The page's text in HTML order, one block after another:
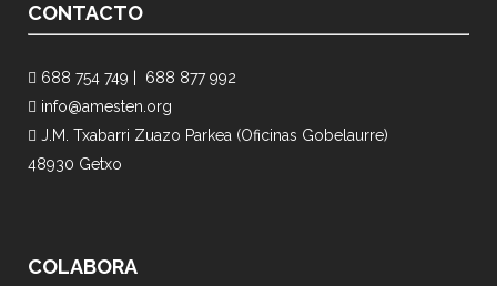
CONTACTO
688 754 749 |
688 877 992
info@amesten.org
J.M. Txabarri Zuazo Parkea (Oficinas Gobelaurre)
48930 Getxo
COLABORA